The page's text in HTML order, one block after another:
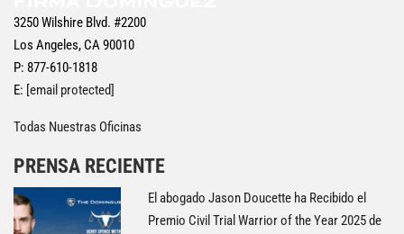
3250 Wilshire Blvd. #2200
Los Angeles, CA 90010
P: 877-610-1818
E: [email protected]
Todas Nuestras Oficinas
PRENSA RECIENTE
El abogado Jason Doucette ha Recibido el
Premio Civil Trial Warrior of the Year 2025 de